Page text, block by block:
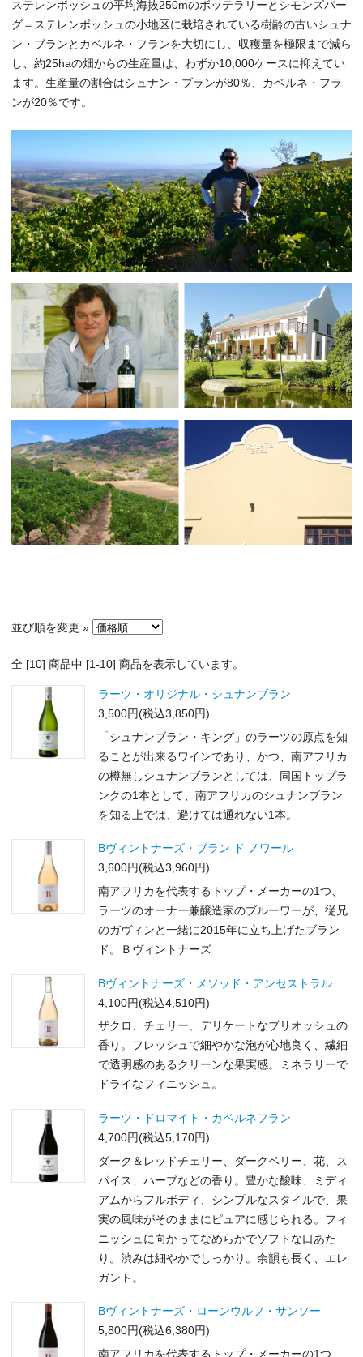
ステレンボッシュの平均海抜250mのボッテラリーとシモンズパー
グ＝ステレンボッシュの小地区に栽培されている樹齢の古いシュナ
ン・ブランとカベルネ・フランを大切にし、収穫量を極限まで減ら
し、約25haの畑からの生産量は、わずか10,000ケースに抑えてい
ます。生産量の割合はシュナン・ブランが80％、カベルネ・フラ
ンが20％です。
並び順を変更 »
全 [10] 商品中 [1 -10] 商品を表示しています。
ラーツ・オリジナル・シュナンブラン
3,500円(税込3,850円)
「シュナンブラン・キング」のラーツの原点を知
ることが出来るワインであり、かつ、南アフリカ
の樽無しシュナンブランとしては、同国トップラ
ンクの1本として、南アフリカのシュナンブラン
を知る上では、避けては通れない1本。
Bヴィントナーズ・ブラン ド ノワール
3,600円(税込3,960円)
南アフリカを代表するトップ・メーカーの1つ、
ラーツのオーナー兼醸造家のブルーワーが、従兄
のガヴィンと一緒に2015年に立ち上げたブラン
ド。Ｂヴィントナーズ
Bヴィントナーズ・メソッド・アンセストラル
4,100円(税込4,510円)
ザクロ、チェリー、デリケートなブリオッシュの
香り。フレッシュで細やかな泡が心地良く、繊細
で透明感のあるクリーンな果実感。ミネラリーで
ドライなフィニッシュ。
ラーツ・ドロマイト・カベルネフラン
4,700円(税込5,170円)
ダーク＆レッドチェリー、ダークベリー、花、ス
パイス、ハーブなどの香り。豊かな酸味、ミディ
アムからフルボディ、シンプルなスタイルで、果
実の風味がそのままにピュアに感じられる。フィ
ニッシュに向かってなめらかでソフトな口あた
り。渋みは細やかでしっかり。余韻も長く、エレ
ガント。
Bヴィントナーズ・ローンウルフ・サンソー
5,800円(税込6,380円)
南アフリカを代表するトップ・メーカーの1つ、